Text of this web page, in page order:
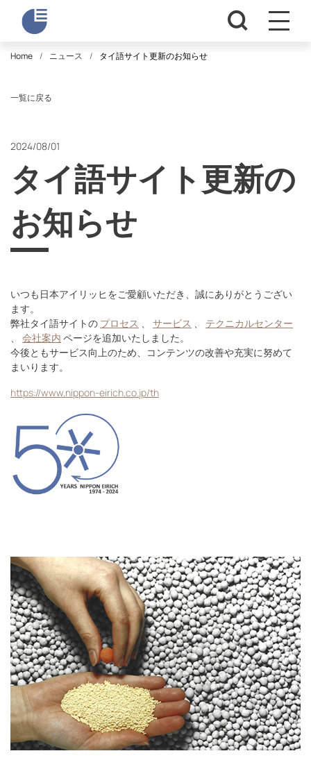
Home ニュース タイ語サイト更新のお知らせ
一覧に戻る
2024/08/01
タイ語サイト更新の
お知らせ
いつも日本アイリッヒをご愛顧いただき、誠にありがとうござい
ます。
弊社タイ語サイトの プロセス 、 サービス 、 テクニカルセンター
、 会社案内 ページを追加いたしました。
今後ともサービス向上のため、コンテンツの改善や充実に努めて
まいります。
https://www.nippon-eirich.co.jp/th